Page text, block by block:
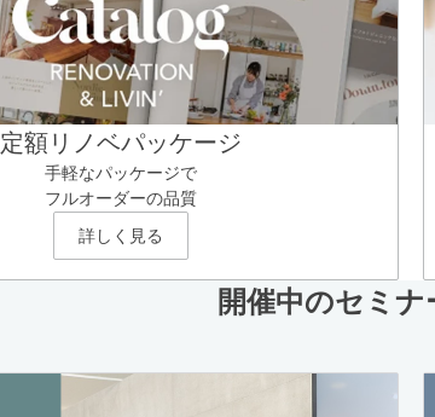
定額リノベパッケージ
手軽なパッケージで
フルオーダーの品質
詳しく見る
開催中のセミナ